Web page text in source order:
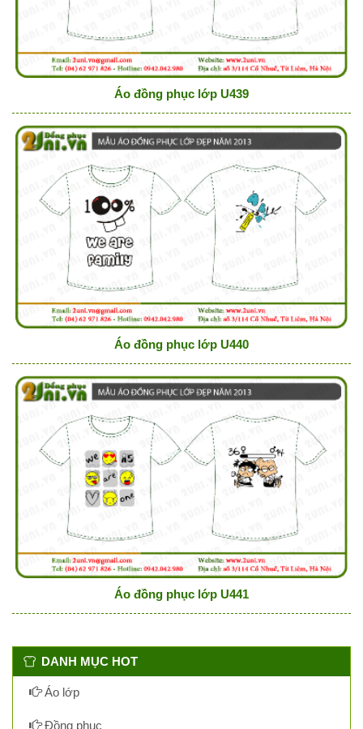
Áo đồng phục lớp U439
Áo đồng phục lớp U440
Áo đồng phục lớp U441
DANH MỤC HOT
Áo lớp
Đồng phục